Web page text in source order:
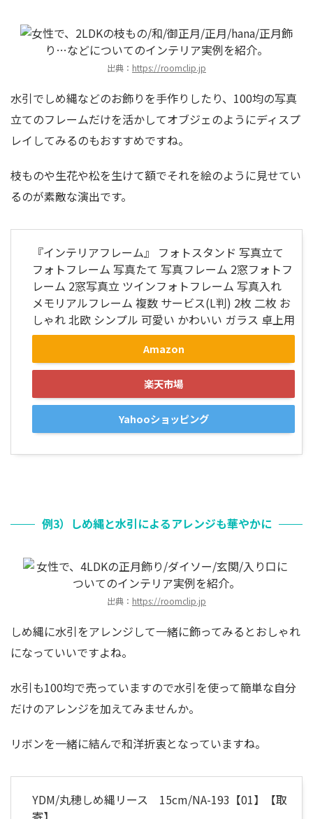
出典： https://roomclip.jp
水引でしめ縄などのお飾りを手作りしたり、100均の写真
立てのフレームだけを活かしてオブジェのようにディスプ
レイしてみるのもおすすめですね。
枝ものや生花や松を生けて額でそれを絵のように見せてい
るのが素敵な演出です。
『インテリアフレーム』 フォトスタンド 写真立て
フォトフレーム 写真たて 写真フレーム 2窓フォトフ
レーム 2窓写真立 ツインフォトフレーム 写真入れ
メモリアルフレーム 複数 サービス(L判) 2枚 二枚 お
しゃれ 北欧 シンプル 可愛い かわいい ガラス 卓上用
Amazon
楽天市場
Yahooショッピング
例3）しめ縄と水引によるアレンジも華やかに
出典： https://roomclip.jp
しめ縄に水引をアレンジして一緒に飾ってみるとおしゃれ
になっていいですよね。
水引も100均で売っていますので水引を使って簡単な自分
だけのアレンジを加えてみませんか。
リボンを一緒に結んで和洋折衷となっていますね。
YDM/丸穂しめ縄リース 15cm/NA-193【01】【取